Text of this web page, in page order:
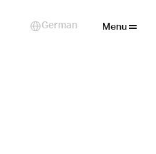
Menu
Select Language
German